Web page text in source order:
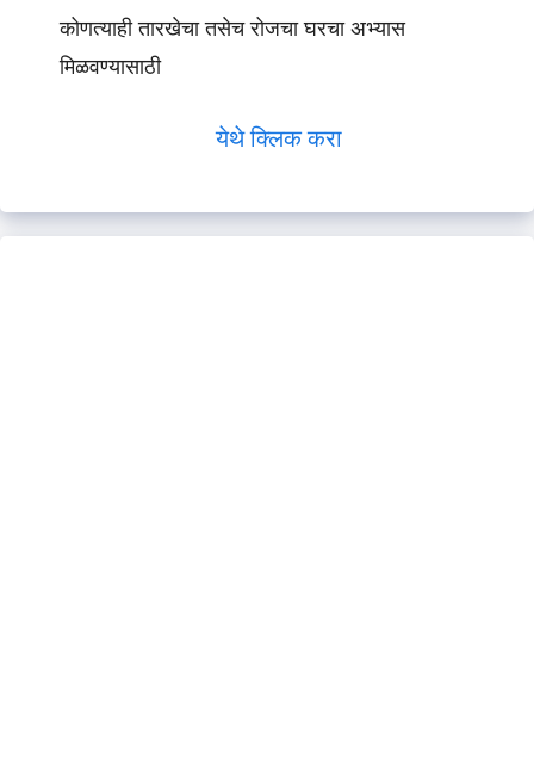
कोणत्याही तारखेचा तसेच रोजचा घरचा अभ्यास
मिळवण्यासाठी
येथे क्लिक करा